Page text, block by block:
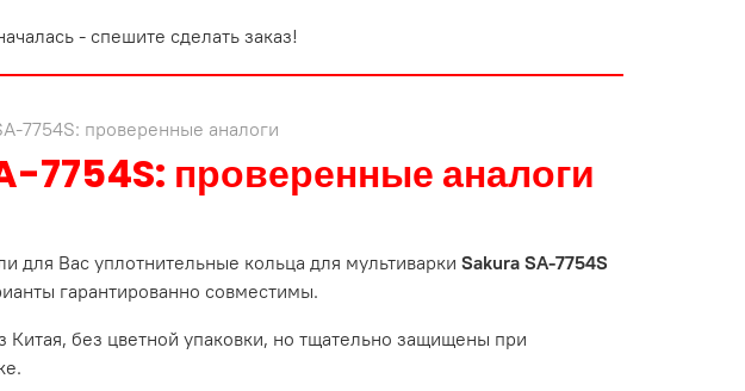
- спешите сделать заказ!
7754S: проверенные аналоги
7754S: проверенные аналоги
для Вас уплотнительные кольца для мультиваркиSakura SA-7754S
гарантированно совместимы.
Китая, без цветной упаковки, но тщательно защищены при